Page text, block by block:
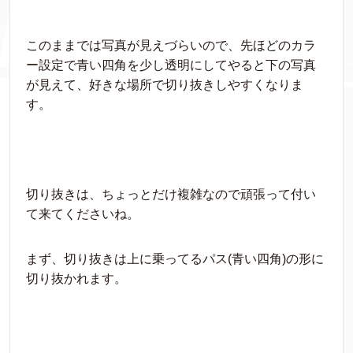
このままでは写真が見えづらいので、先ほどのカラ
ー設定で青い四角を少し透明にしてやると下の写真
が見えて、好きな場所で切り抜きしやすくなりま
す。
切り抜きは、ちょっとだけ複雑なので頑張って付い
て来てくださいね。
まず、切り抜きは上に乗ってるパス(青い四角)の形に
切り抜かれます。